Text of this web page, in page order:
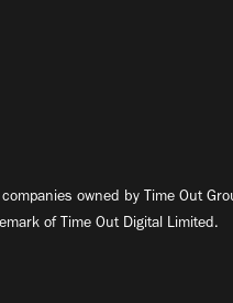
owned by Time Out
of Time Out Digital Limited.